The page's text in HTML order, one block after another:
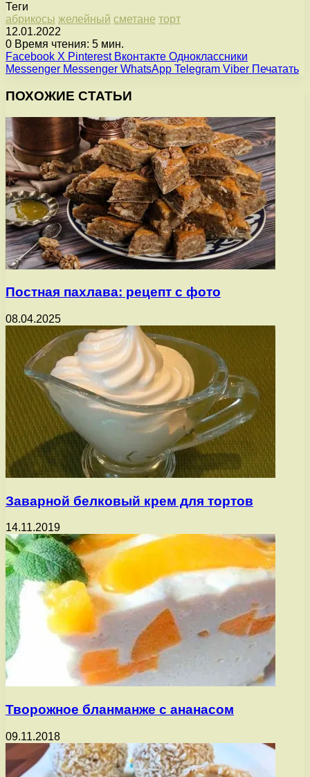
Теги
абрикосы желейный сметане торт
12.01.2022
0 Время чтения: 5 мин.
Facebook X Pinterest Вконтакте Одноклассники
Messenger Messenger WhatsApp Telegram Viber Печатать
ПОХОЖИЕ СТАТЬИ
Постная пахлава: рецепт с фото
08.04.2025
Заварной белковый крем для тортов
14.11.2019
Творожное бланманже с ананасом
09.11.2018